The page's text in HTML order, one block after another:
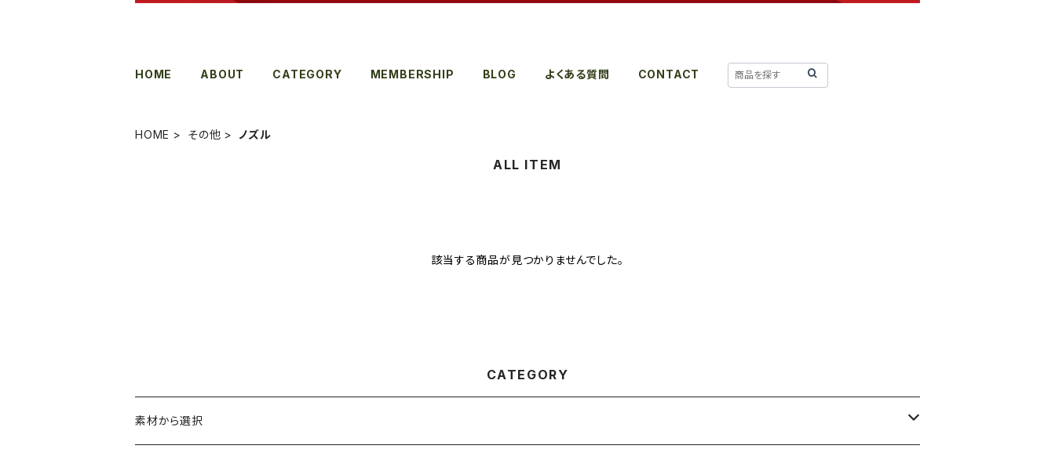
HOME ABOUT CATEGORY MEMBERSHIP BLOG よくある質問 CONTACT
HOME その他 ノズル
ALL ITEM
該当する商品が見つかりませんでした。
CATEGORY
素材から選択